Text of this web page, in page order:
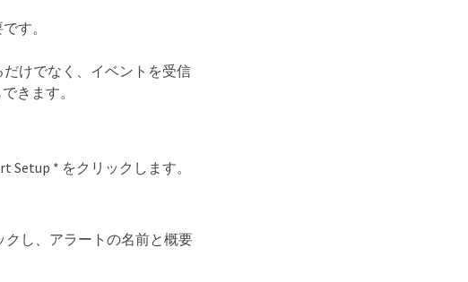
す。
けでなく、イベントを受信
きます。
Setup * をクリックします。
クし、アラートの名前と概要